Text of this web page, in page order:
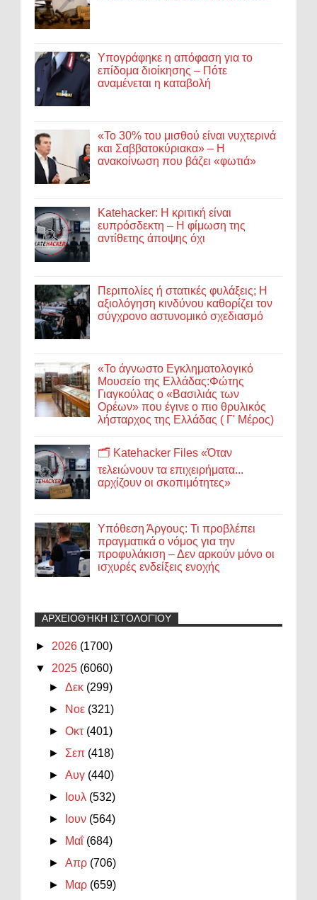
Υπογράφηκε η απόφαση για το
επίδομα διοίκησης – Πότε
αναμένεται η καταβολή
«Το 30% του μισθού είναι νυχτερινά
και Σαββατοκύριακα» – Η
ανακοίνωση που βάζει «φωτιά»
Katehacker: Η κριτική είναι
ευπρόσδεκτη – Η φίμωση της
αντίθετης άποψης όχι
Περιπολίες ή στατικές φυλάξεις; Η
αξιολόγηση κινδύνου καθορίζει τον
σύγχρονο αστυνομικό σχεδιασμό
«Το άγνωστο Εγκληματολογικό
Μουσείο της Ελλάδας:Φώτης
Γιαγκούλας ο «Βασιλιάς των
Ορέων» που έγινε ο πιο θρυλικός
λήσταρχος της Ελλάδας ( Γ' Μέρος)
🗂️ Katehacker Files «Όταν
τελειώνουν τα επιχειρήματα...
αρχίζουν οι σκοπιμότητες»
Υπόθεση Άργους: Τι προβλέπει
πραγματικά ο νόμος για την
προφυλάκιση – Δεν αρκούν μόνο οι
ισχυρές ενδείξεις ενοχής
ΑΡΧΕΙΟΘΉΚΗ ΙΣΤΟΛΟΓΊΟΥ
► 2026 (1700)
▼ 2025 (6060)
►Δεκ (299)
►
Νοε (321)
►Οκτ (401)
► Σεπ (418)
►Αυγ (440)
►
Ιουλ (532)
►
Ιουν (564)
►
Μαΐ (684)
►Απρ (706)
►
Μαρ (659)